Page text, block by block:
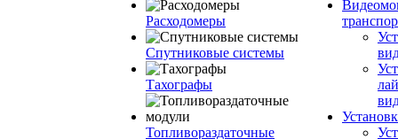
Расходомеры
Спутниковые системы
Тахографы
Топливораздаточные